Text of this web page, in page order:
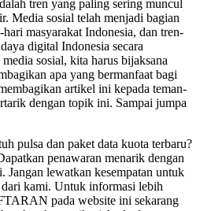
tren yang paling sering muncul
Media sosial telah menjadi bagian
masyarakat Indonesia, dan tren-
digital Indonesia secara
sosial, kita harus bijaksana
apa yang bermanfaat bagi
artikel ini kepada teman-
dengan topik ini. Sampai jumpa
pulsa dan paket data kuota terbaru?
penawaran menarik dengan
Jangan lewatkan kesempatan untuk
kami. Untuk informasi lebih
pada website ini sekarang